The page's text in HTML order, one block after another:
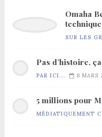
Omaha
SUR LES
Pas d’histoire,
PAR ICI... 8 MARS
5 millions pour
MÉDIATIQUEMENT